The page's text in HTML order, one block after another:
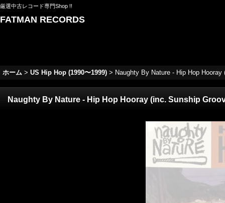
厳選中古レコード専門Shop !!
FATMAN RECORDS
ホーム > US Hip Hop (1990〜1999) > Naughty By Nature - Hip Hop
Naughty By Nature - Hip Hop Hooray (inc. Sunship